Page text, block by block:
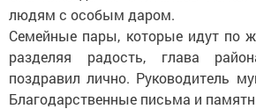
людям с особым даром.
Семейные пары, которые идут по
разделяя радость, глава
поздравил лично. Руководитель
Благодарственные письма и